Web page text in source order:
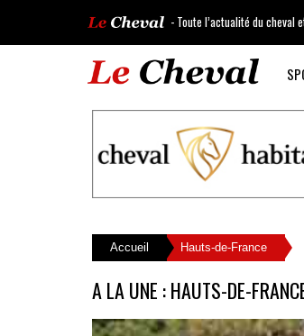
- Toute l’actualité du cheval
Accueil Hauts-de-France
A LA UNE : HAUTS-DE-